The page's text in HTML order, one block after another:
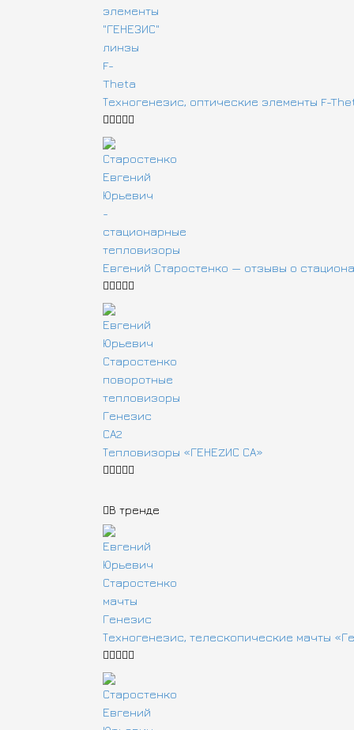
Техногенезис, оптические элементы F-
Евгений Старостенко — отзывы о
Тепловизоры «ГЕНЕZИС СА»
В тренде
Техногенезис, телескопические мачты